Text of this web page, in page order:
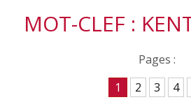
MOT-CLEF :
Pages :
1
2 3 4